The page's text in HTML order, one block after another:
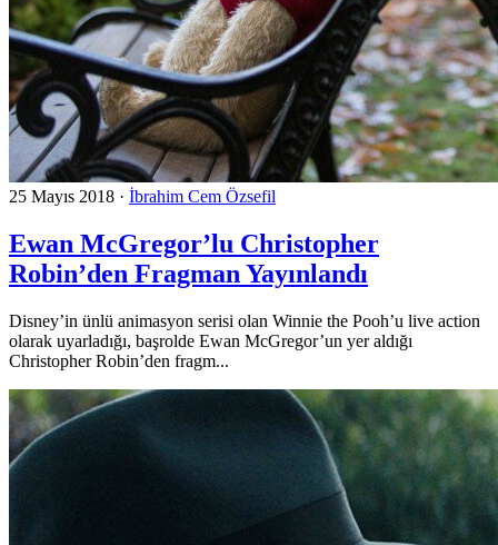
25 Mayıs 2018 · İbrahim Cem Özsefil
Ewan McGregor’lu Christopher
Robin’den Fragman Yayınlandı
Disney’in ünlü animasyon serisi olan Winnie the Pooh’u live action
olarak uyarladığı, başrolde Ewan McGregor’un yer aldığı
Christopher Robin’den fragm...